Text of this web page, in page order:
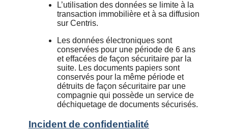
L’utilisation des données se limite à la
transaction immobilière et à sa diffusion
sur Centris.
Les données électroniques sont
conservées pour une période de 6 ans
et effacées de façon sécuritaire par la
suite. Les documents papiers sont
conservés pour la même période et
détruits de façon sécuritaire par une
compagnie qui possède un service de
déchiquetage de documents sécurisés.
Incident de confidentialité